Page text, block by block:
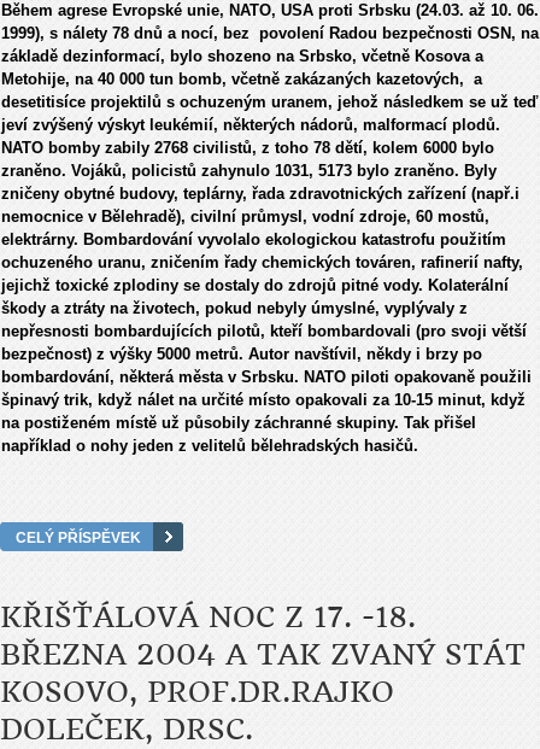
Během agrese Evropské unie, NATO, USA proti Srbsku (24.03. až 10. 06.
1999), s nálety 78 dnů a nocí, bez povolení Radou bezpečnosti OSN, na
základě dezinformací, bylo shozeno na Srbsko, včetně Kosova a
Metohije, na 40 000 tun bomb, včetně zakázaných kazetových, a
desetitisíce projektilů s ochuzeným uranem, jehož následkem se už teď
jeví zvýšený výskyt leukémií, některých nádorů, malformací plodů.
NATO bomby zabily 2768 civilistů, z toho 78 dětí, kolem 6000 bylo
zraněno. Vojáků, policistů zahynulo 1031, 5173 bylo zraněno. Byly
zničeny obytné budovy, teplárny, řada zdravotnických zařízení (např.i
nemocnice v Bělehradě), civilní průmysl, vodní zdroje, 60 mostů,
elektrárny. Bombardování vyvolalo ekologickou katastrofu použitím
ochuzeného uranu, zničením řady chemických továren, rafinerií nafty,
jejichž toxické zplodiny se dostaly do zdrojů pitné vody. Kolaterální
škody a ztráty na životech, pokud nebyly úmyslné, vyplývaly z
nepřesnosti bombardujících pilotů, kteří bombardovali (pro svoji větší
bezpečnost) z výšky 5000 metrů. Autor navštívil, někdy i brzy po
bombardování, některá města v Srbsku. NATO piloti opakovaně použili
špinavý trik, když nálet na určité místo opakovali za 10-15 minut, když
na postiženém místě už působily záchranné skupiny. Tak přišel
například o nohy jeden z velitelů bělehradských hasičů.
CELÝ PŘÍSPĚVEK
KŘIŠŤÁLOVÁ NOC Z 17. -18.
BŘEZNA 2004 A TAK ZVANÝ STÁT
KOSOVO, PROF.DR.RAJKO
DOLEČEK, DRSC.